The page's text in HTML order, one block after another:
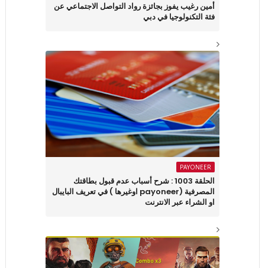
أمين رغيب يفوز بجائزة رواد التواصل الاجتماعي عن
فئة التكنولوجيا في دبي
PAYONEER
الحلقة 1003 : شرح أسباب عدم قبول بطاقتك
المصرفية (payoneer اوغيرها ) في تعريف البايبال
او الشراء عبر الانترنت